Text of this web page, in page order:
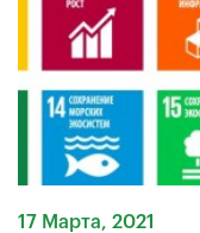
17 Марта, 2021